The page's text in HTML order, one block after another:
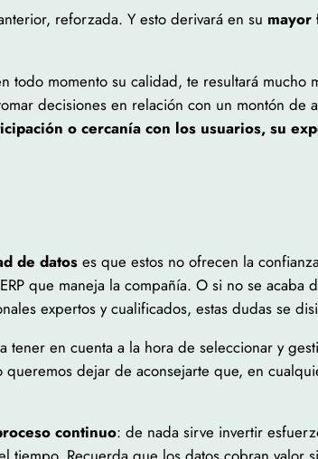
reforzada. Y esto derivará en su
momento su calidad, te resultará mucho
decisiones en relación con un montón de
o cercanía con los usuarios, su
de datos es que estos no ofrecen la
que maneja la compañía. O si no se acaba
expertos y cualificados, estas dudas se
tener en cuenta a la hora de seleccionar y
dejar de aconsejarte que, en
continuo: de nada sirve invertir